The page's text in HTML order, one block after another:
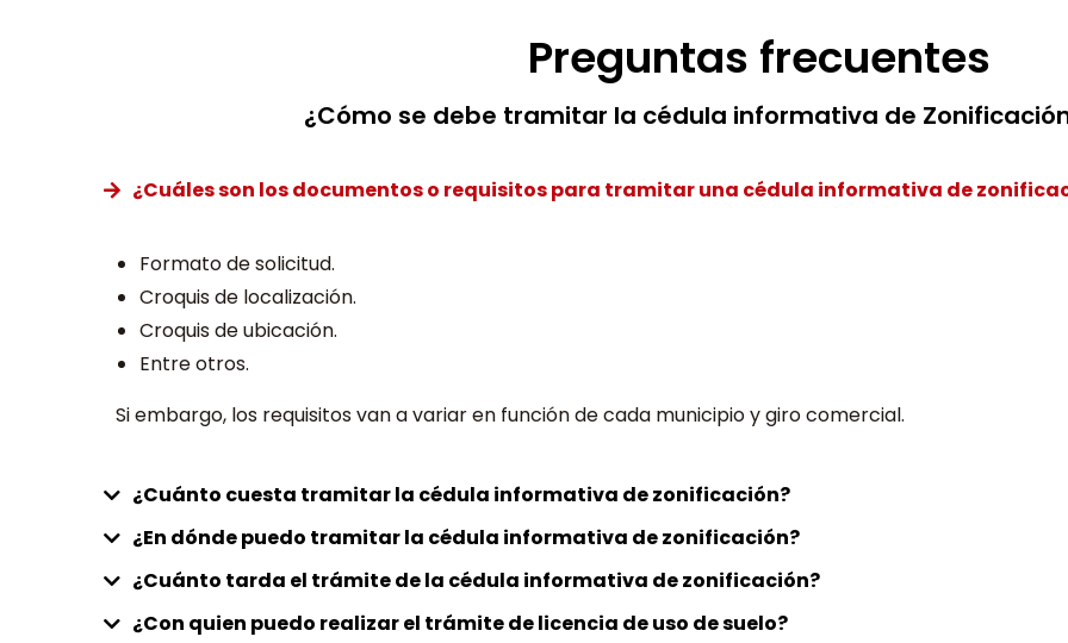
Preguntas frecuentes
¿Cómo se debe tramitar la cédula informativa de
¿Cuáles son los documentos o requisitos para tramitar una cédula informativa de
Formato de solicitud.
Croquis de localización.
Croquis de ubicación.
Entre otros.
Si embargo, los requisitos van a variar en función de cada municipio y giro comercial.
¿Cuánto cuesta tramitar la cédula informativa de zonificación?
¿En dónde puedo tramitar la cédula informativa de zonificación?
¿Cuánto tarda el trámite de la cédula informativa de zonificación?
¿Con quien puedo realizar el trámite de licencia de uso de suelo?